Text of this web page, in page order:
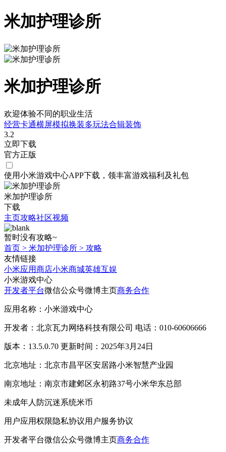
米加护理诊所
米加护理诊所
欢迎体验不同的职业生活
经营卡通横屏模拟换装多玩法合辑装饰
3.2
立即下载
官方正版
使用小米游戏中心APP下载 ，领丰富游戏福利 及礼包
米加护理诊所
下载
主页攻略社区视频
暂时没有攻略~
首页 > 米加护理诊所 > 攻略
友情链接
小米应用商店小米商城英雄互娱
小米游戏中心
开发者平台微信公众号微博主页商务合作
应用名称：小米游戏中心
开发者：北京瓦力网络科技有限公司 电话：010-60606666
版本：13.5.0.70 更新时间：2025年3月24日
北京地址：北京市昌平区安居路小米智慧产业园
南京地址：南京市建邺区永初路37号小米华东总部
未成年人防沉迷系统米币
用户应用权限隐私协议用户服务协议
开发者平台微信公众号微博主页商务合作